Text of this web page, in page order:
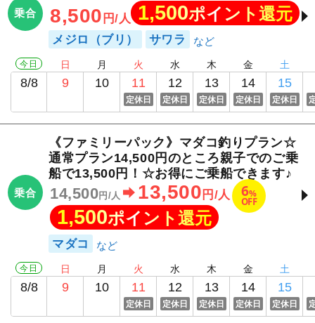
乗合 8,500 円/人 1,500ポイント還元
メジロ（ブリ） サワラ
今日
8/8
日
9
月
10
火
11
定休日
水
12
定休日
木
13
定休日
金
14
定休日
土
15
定休日
乗合
《ファミリーパック》マダコ釣りプラン☆
通常プラン14,500円のところ親子でのご乗
船で13,500円！☆お得にご乗船できます♪
14,500 円/人 13,500 円/人 6%
OFF
1,500ポイント還元
マダコ
今日
8/8
日
9
月
10
火
11
定休日
水
12
定休日
木
13
定休日
金
14
定休日
土
15
定休日